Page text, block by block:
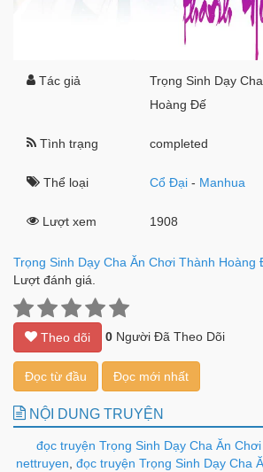
Tác giả
Trọng Sinh Dạy
Hoàng Đế
Tình trạng completed
Thể loại Cổ Đại - Manhua
Lượt xem 1908
Trọng Sinh Dạy Cha Ăn Chơi Thành Hoàng
Lượt đánh giá.
Theo dõi 0 Người Đã Theo Dõi
Đọc từ đầu Đọc mới nhất
NỘI DUNG TRUYỆN
đọc truyện Trọng Sinh Dạy Cha Ăn
nettruyen đọc truyện Trọng Sinh Dạy Cha